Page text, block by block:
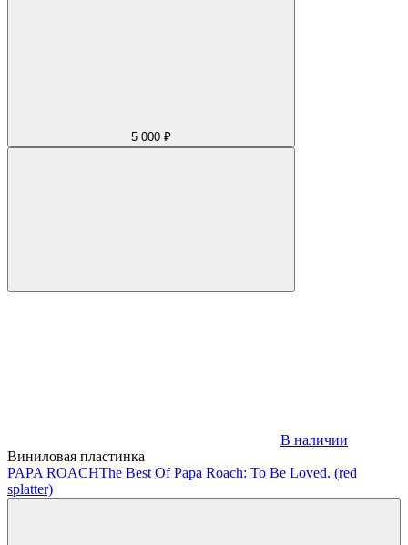
5 000 ₽
В наличии
Виниловая пластинка
PAPA ROACHThe Best Of Papa Roach: To Be Loved. (red
splatter)